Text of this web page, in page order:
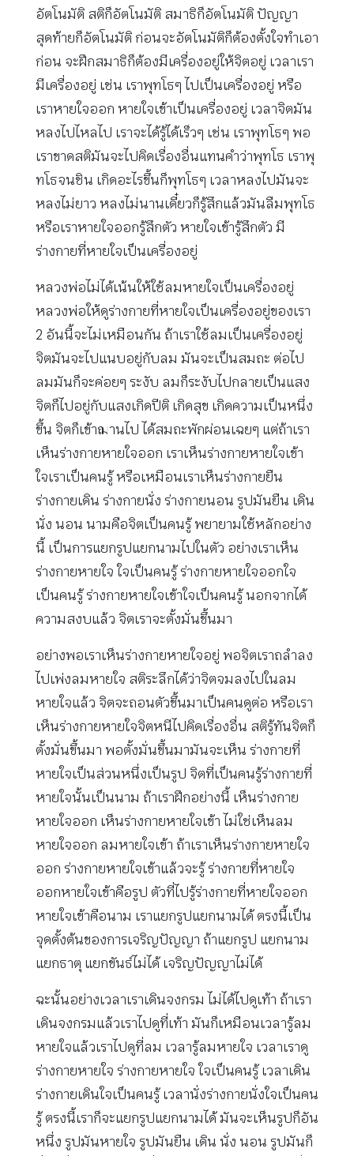
อัตโนมัติ สติก็อัตโนมัติ สมาธิก็อัตโนมัติ ปัญญา
สุดท้ายก็อัตโนมัติ ก่อนจะอัตโนมัติก็ต้องตั้งใจทำเอา
ก่อน จะฝึกสมาธิก็ต้องมีเครื่องอยู่ให้จิตอยู่ เวลาเรา
มีเครื่องอยู่ เช่น เราพุทโธๆ ไปเป็นเครื่องอยู่ หรือ
เราหายใจออก หายใจเข้าเป็นเครื่องอยู่ เวลาจิตมัน
หลงไปไหลไป เราจะได้รู้ได้เร็วๆ เช่น เราพุทโธๆ พอ
เราขาดสติมันจะไปคิดเรื่องอื่นแทนคำว่าพุทโธ เราพุ
ทโธจนชิน เกิดอะไรขึ้นก็พุทโธๆ เวลาหลงไปมันจะ
หลงไม่ยาว หลงไม่นานเดี๋ยวก็รู้สึกแล้วมันลืมพุทโธ
หรือเราหายใจออกรู้สึกตัว หายใจเข้ารู้สึกตัว มี
ร่างกายที่หายใจเป็นเครื่องอยู่
หลวงพ่อไม่ได้เน้นให้ใช้ลมหายใจเป็นเครื่องอยู่
หลวงพ่อให้ดูร่างกายที่หายใจเป็นเครื่องอยู่ของเรา
2 อันนี้จะไม่เหมือนกัน ถ้าเราใช้ลมเป็นเครื่องอยู่
จิตมันจะไปแนบอยู่กับลม มันจะเป็นสมถะ ต่อไป
ลมมันก็จะค่อยๆ ระงับ ลมก็ระงับไปกลายเป็นแสง
จิตก็ไปอยู่กับแสงเกิดปีติ เกิดสุข เกิดความเป็นหนึ่ง
ขึ้น จิตก็เข้าฌานไป ได้สมถะพักผ่อนเฉยๆ แต่ถ้าเรา
เห็นร่างกายหายใจออก เราเห็นร่างกายหายใจเข้า
ใจเราเป็นคนรู้ หรือเหมือนเราเห็นร่างกายยืน
ร่างกายเดิน ร่างกายนั่ง ร่างกายนอน รูปมันยืน เดิน
นั่ง นอน นามคือจิตเป็นคนรู้ พยายามใช้หลักอย่าง
นี้ เป็นการแยกรูปแยกนามไปในตัว อย่างเราเห็น
ร่างกายหายใจ ใจเป็นคนรู้ ร่างกายหายใจออกใจ
เป็นคนรู้ ร่างกายหายใจเข้าใจเป็นคนรู้ นอกจากได้
ความสงบแล้ว จิตเราจะตั้งมั่นขึ้นมา
อย่างพอเราเห็นร่างกายหายใจอยู่ พอจิตเราถลำลง
ไปเพ่งลมหายใจ สติระลึกได้ว่าจิตจมลงไปในลม
หายใจแล้ว จิตจะถอนตัวขึ้นมาเป็นคนดูต่อ หรือเรา
เห็นร่างกายหายใจจิตหนีไปคิดเรื่องอื่น สติรู้ทันจิตก็
ตั้งมั่นขึ้นมา พอตั้งมั่นขึ้นมามันจะเห็น ร่างกายที่
หายใจเป็นส่วนหนึ่งเป็นรูป จิตที่เป็นคนรู้ร่างกายที่
หายใจนั้นเป็นนาม ถ้าเราฝึกอย่างนี้ เห็นร่างกาย
หายใจออก เห็นร่างกายหายใจเข้า ไม่ใช่เห็นลม
หายใจออก ลมหายใจเข้า ถ้าเราเห็นร่างกายหายใจ
ออก ร่างกายหายใจเข้าแล้วจะรู้ ร่างกายที่หายใจ
ออกหายใจเข้าคือรูป ตัวที่ไปรู้ร่างกายที่หายใจออก
หายใจเข้าคือนาม เราแยกรูปแยกนามได้ ตรงนี้เป็น
จุดตั้งต้นของการเจริญปัญญา ถ้าแยกรูป แยกนาม
แยกธาตุ แยกขันธ์ไม่ได้ เจริญปัญญาไม่ได้
ฉะนั้นอย่างเวลาเราเดินจงกรม ไม่ได้ไปดูเท้า ถ้าเรา
เดินจงกรมแล้วเราไปดูที่เท้า มันก็เหมือนเวลารู้ลม
หายใจแล้วเราไปดูที่ลม เวลารู้ลมหายใจ เวลาเราดู
ร่างกายหายใจ ร่างกายหายใจ ใจเป็นคนรู้ เวลาเดิน
ร่างกายเดินใจเป็นคนรู้ เวลานั่งร่างกายนั่งใจเป็นคน
รู้ ตรงนี้เราก็จะแยกรูปแยกนามได้ มันจะเห็นรูปก็อัน
หนึ่ง รูปมันหายใจ รูปมันยืน เดิน นั่ง นอน รูปมันก็